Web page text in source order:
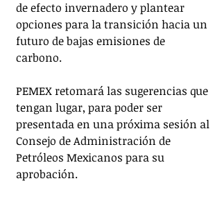
de efecto invernadero y plantear
opciones para la transición hacia un
futuro de bajas emisiones de
carbono.
PEMEX retomará las sugerencias que
tengan lugar, para poder ser
presentada en una próxima sesión al
Consejo de Administración de
Petróleos Mexicanos para su
aprobación.